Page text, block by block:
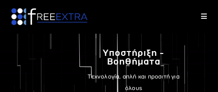
Υποστήριξη -
Βοηθήματα
Τεχνολογία, απλή και προσιτή για
όλους